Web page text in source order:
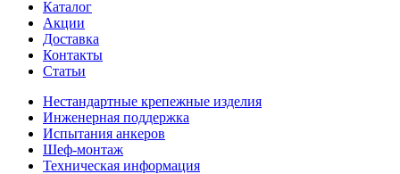
Каталог
Акции
Доставка
Контакты
Статьи
Нестандартные крепежные изделия
Инженерная поддержка
Испытания анкеров
Шеф-монтаж
Техническая информация